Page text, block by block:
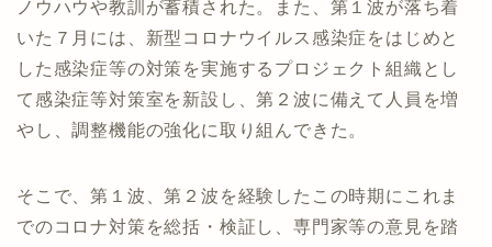
ノウハウや教訓が蓄積された。また、第１波が落ち着
いた７月には、新型コロナウイルス感染症をはじめと
した感染症等の対策を実施するプロジェクト組織とし
て感染症等対策室を新設し、第２波に備えて人員を増
やし、調整機能の強化に取り組んできた。
そこで、第１波、第２波を経験したこの時期にこれま
でのコロナ対策を総括・検証し、専門家等の意見を踏